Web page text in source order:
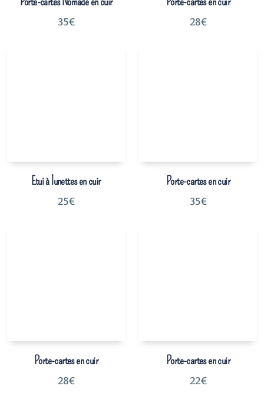
35€ 28€
Etui à lunettes en cuir
25€
Porte-cartes en cuir
35€
Porte-cartes en cuir
28€
Porte-cartes en cuir
22€